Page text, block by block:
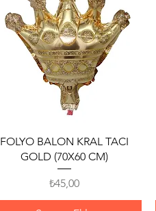
Hızlı Bakış
FOLYO BALON KRAL TACI
GOLD (70X60 CM)
Fiyat
₺45,00